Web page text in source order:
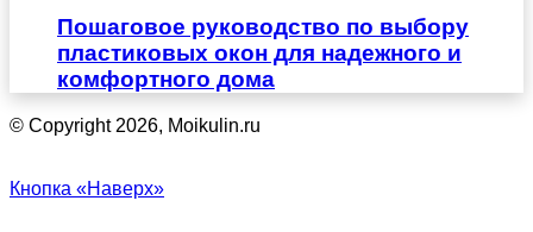
Пошаговое руководство по выбору
пластиковых окон для надежного и
комфортного дома
© Copyright 2026, Moikulin.ru
Кнопка «Наверх»